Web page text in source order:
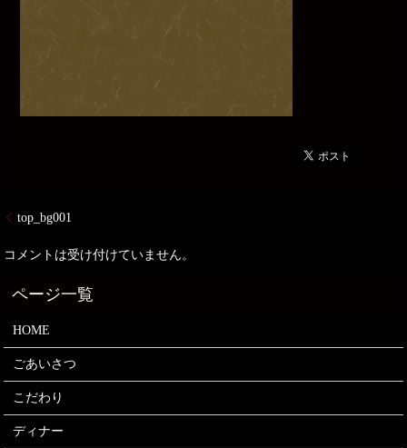
top_bg001
コメントは受け付けていません。
HOME
ごあいさつ
こだわり
ディナー